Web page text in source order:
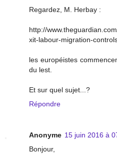
Regardez, M. Herbay :
http://
xit-labour-migration-
les européistes
du lest.
Et sur quel sujet...?
Répondre
Anonyme 15 juin 2016 à
Bonjour,